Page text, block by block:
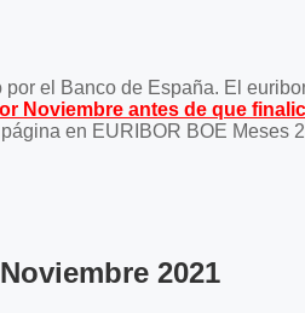
el Banco de España. El
Noviembre antes de que
en EURIBOR BOE Meses
2021